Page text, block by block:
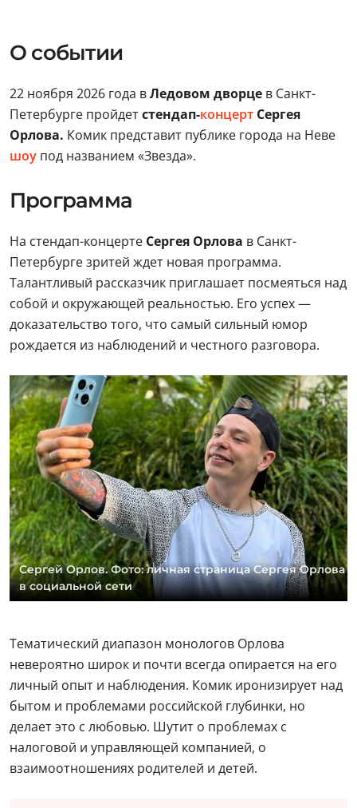
О событии
22 ноября 2026 года вЛедовом дворце в Санкт-
Петербурге пройдетстендап-концерт Сергея
Орлова. Комик представит публике города на Неве
шоу под названием «Звезда».
Программа
На стендап-концерте Сергея Орлова в Санкт-
Петербурге зритей ждет новая программа.
Талантливый рассказчик приглашает посмеяться над
собой и окружающей реальностью. Его успех —
доказательство того, что самый сильный юмор
рождается из наблюдений и честного разговора.
Сергей Орлов. Фото: личная страница Сергея Орлова
в социальной сети
Тематический диапазон монологов Орлова
невероятно широк и почти всегда опирается на его
личный опыт и наблюдения. Комик иронизирует над
бытом и проблемами российской глубинки, но
делает это с любовью. Шутит о проблемах с
налоговой и управляющей компанией, о
взаимоотношениях родителей и детей.